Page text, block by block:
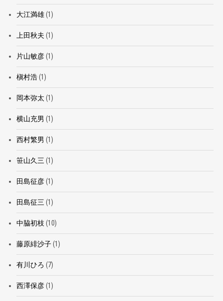
大江満雄(1)
上田秋夫 (1)
片山敏彦(1)
槇村浩(1)
岡本弥太 (1)
横山充男 (1)
西村繁男 (1)
笹山久三 (1)
田島征彦(1)
田島征三 (1)
中脇初枝 (10)
藤原緋沙子(1)
有川ひろ (7)
西澤保彦(1)